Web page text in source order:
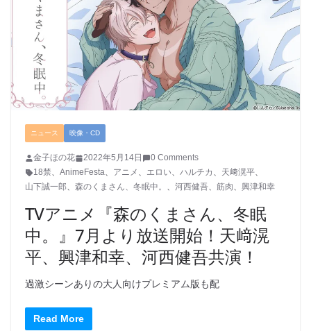
ニュース 映像・CD
金子ほの花 2022年5月14日
0 Comments
18禁、 AnimeFesta、 アニメ 、 エロい、 ハルチカ 、 天﨑滉平、
山下誠一郎、 森のくまさん、冬眠中。 、 河西健吾、 筋肉、 興津和幸
TVアニメ『森のくまさん、冬眠
中。』7月より放送開始！天﨑滉
平、興津和幸、河西健吾共演！
過激シーンありの大人向けプレミアム版も配
Read More